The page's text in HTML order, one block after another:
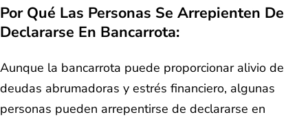
Por Qué Las Personas Se Arrepienten De
Declararse En Bancarrota:
Aunque la bancarrota puede proporcionar alivio de
deudas abrumadoras y estrés financiero, algunas
personas pueden arrepentirse de declararse en